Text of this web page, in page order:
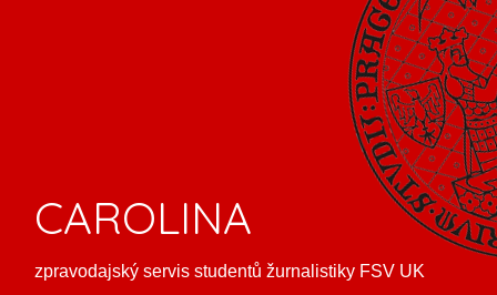
CAROLINA
zpravodajský servis studentů žurnalistiky FSV UK